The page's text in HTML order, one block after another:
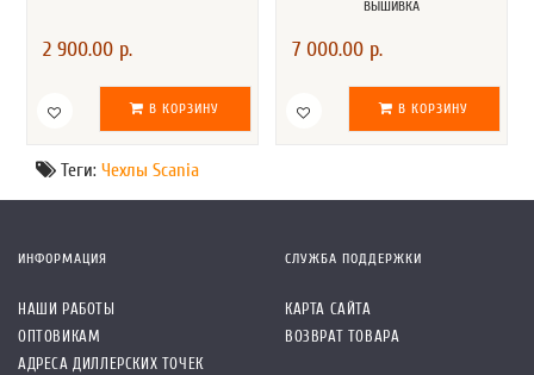
2 900.00 р.
В КОРЗИНУ
ВЫШИВКА
7 000.00 р.
В КОРЗИНУ
Теги: Чехлы Scania
ИНФОРМАЦИЯ
НАШИ РАБОТЫ
ОПТОВИКАМ
АДРЕСА ДИЛЛЕРСКИХ ТОЧЕК
СЛУЖБА ПОДДЕРЖКИ
КАРТА САЙТА
ВОЗВРАТ ТОВАРА